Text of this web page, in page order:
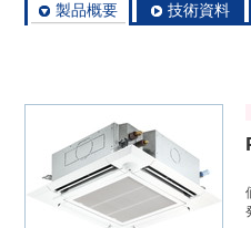
製品概要 技術資料